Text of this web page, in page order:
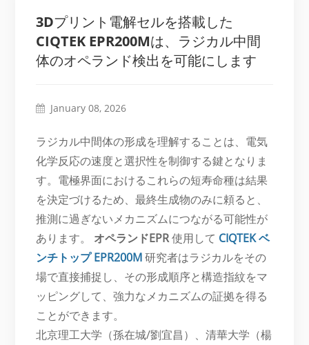
3Dプリント電解セルを搭載した
CIQTEK EPR200Mは、ラジカル中間
体のオペランド検出を可能にします
January 08, 2026
ラジカル中間体の形成を理解することは、電気
化学反応の速度と選択性を制御する鍵となりま
す。電極界面におけるこれらの短寿命種は結果
を決定づけるため、最終生成物のみに頼ると、
推測に過ぎないメカニズムにつながる可能性が
あります。 オペランドEPR使用して CIQTEK ベ
ンチトップ EPR200M研究者はラジカルをその
場で直接捕捉し、その形成順序と構造指紋をマ
ッピングして、強力なメカニズムの証拠を得る
ことができます。
北京理工大学（孫在城/劉宜昌）、清華大学（楊